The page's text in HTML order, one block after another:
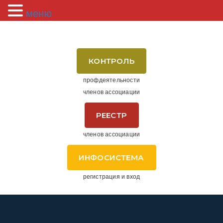
КОНТРОЛЬ
профдеятельности
членов ассоциации
РЕЕСТР
членов ассоциации
ИНФОСИСТЕМА
регистрация и вход
меню